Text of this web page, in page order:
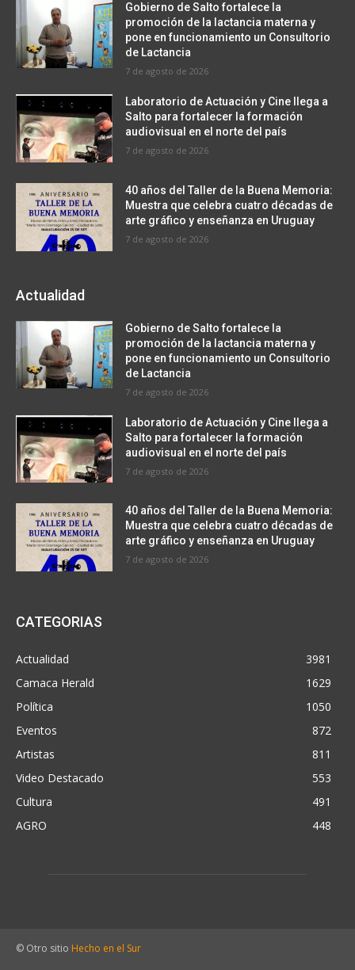
Gobierno de Salto fortalece la
promoción de la lactancia materna y
pone en funcionamiento un Consultorio
de Lactancia
7 de agosto de 2026
Laboratorio de Actuación y Cine llega a
Salto para fortalecer la formación
audiovisual en el norte del país
7 de agosto de 2026
40 años del Taller de la Buena Memoria:
Muestra que celebra cuatro décadas de
arte gráfico y enseñanza en Uruguay
7 de agosto de 2026
Actualidad
Gobierno de Salto fortalece la
promoción de la lactancia materna y
pone en funcionamiento un Consultorio
de Lactancia
7 de agosto de 2026
Laboratorio de Actuación y Cine llega a
Salto para fortalecer la formación
audiovisual en el norte del país
7 de agosto de 2026
40 años del Taller de la Buena Memoria:
Muestra que celebra cuatro décadas de
arte gráfico y enseñanza en Uruguay
7 de agosto de 2026
CATEGORIAS
Actualidad
3981
Camaca Herald
1629
Política
1050
Eventos
872
Artistas
811
Video Destacado
553
Cultura
491
AGRO
448
© Otro sitio Hecho en el Sur